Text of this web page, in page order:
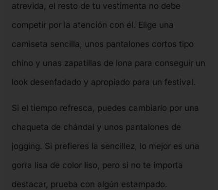
atrevida, el resto de tu vestimenta no debe
competir por la atención con él. Elige una
camiseta sencilla, unos pantalones cortos tipo
chino y unas zapatillas de lona para conseguir un
look desenfadado y apropiado para un festival.
Si el tiempo refresca, puedes cambiarlo por una
chaqueta de chándal y unos pantalones de
jogging. Si prefieres la sencillez, lo mejor es una
gorra lisa de color liso, pero si no te importa
destacar, prueba con algún estampado.